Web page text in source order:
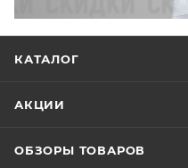
КАТАЛОГ
АКЦИИ
ОБЗОРЫ ТОВАРОВ